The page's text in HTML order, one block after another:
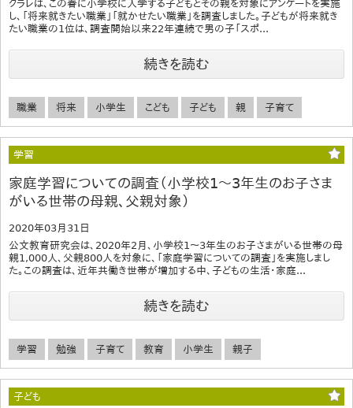
クラレは、この春に小学校に入学する子どもとその親を対象にアンケートを実施
し、「将来就きたい職業」「就かせたい職業」を調査しました。子どもが将来就き
たい職業の1位は、調査開始以来22年連続で男の子「スポ...
続きを読む
職業 将来 小学生 こども 子ども 親 子育て
学習
家庭学習についての調査（小学校1～3年生のお子さま
がいる世帯の母親、父親対象）
2020年03月31日
公文教育研究会は、2020年2月、小学校1～3年生のお子さまがいる世帯の母
親1,000人、父親800人を対象に、「家庭学習についての調査」を実施しまし
た。この調査は、近年共働き世帯が増加する中、子どもの生活・家庭...
続きを読む
学習 勉強 子育て 教育 小学生 親子
子ども